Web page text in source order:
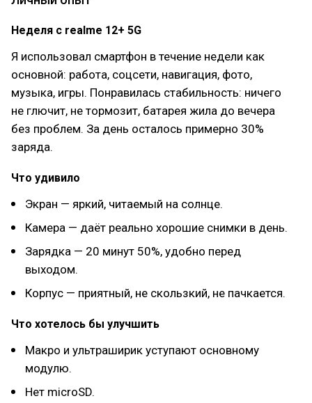
Неделя с realme 12+ 5G
Я использовал смартфон в течение недели как
основной: работа, соцсети, навигация, фото,
музыка, игры. Понравилась стабильность: ничего
не глючит, не тормозит, батарея жила до вечера
без проблем. За день осталось примерно 30%
заряда.
Что удивило
Экран — яркий, читаемый на солнце.
Камера — даёт реально хорошие снимки в день.
Зарядка — 20 минут 50%, удобно перед
выходом.
Корпус — приятный, не скользкий, не пачкается.
Что хотелось бы улучшить
Макро и ультраширик уступают основному
модулю.
Нет microSD.